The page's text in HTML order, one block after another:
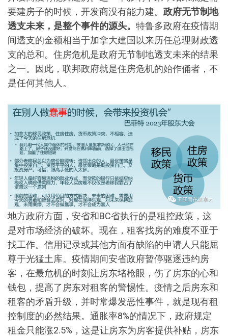
要建房子的时候，开发商没有能力建。 政府无节制地
透支未来，是整个事件的源头。 特鲁多政府在疫情期
间透支的金额相当于加拿大建国以来历任总理财政透
支的总和。住房危机是政府无节制地透支未来的结果
之一。因此，联邦政府就是住房危机的始作俑者，不
是任何其他人。
地方政府方面，安省和BC省执行的是租控政策，这
是对市场经济的破坏。现在，租客找房的难度不亚于
找工作。信用记录或其他方面有缺陷的申请人只能屈
尊于光猛土库。疫情期间安省政府暂停驱逐违约房
客，在最危机的时刻让房东堵枪眼，伤了房东的心和
钱包，提高了房东对租客的警惕性。疫情之后房东和
租客的矛盾升级，并时常爆发恶性事件，就是现有租
控制度的必然结果。通胀率8%的情况下，政府规定
租金只能涨2.5%，这是让房东为房客提供补贴，房东